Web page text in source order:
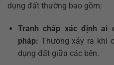
dụng đất thường bao gồm:
Tranh chấp xác định ai
pháp: Thường xảy ra khi
dụng đất giữa các bên.